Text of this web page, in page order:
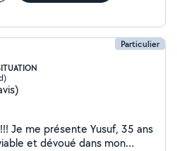
Particulier
Je me présente Yusuf, 35 ans
et dévoué dans mon